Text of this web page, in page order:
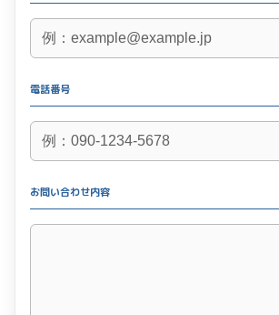
電話番号
お問い合わせ内容